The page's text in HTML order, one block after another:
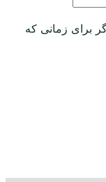
برای زمانی که